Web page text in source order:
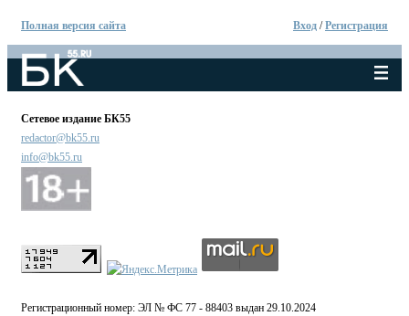
Полная версия сайта Вход /Регистрация
Сетевое издание БК55
redactor@bk55.ru
info@bk55.ru
Регистрационный номер: ЭЛ № ФС 77 - 88403 выдан 29.10.2024